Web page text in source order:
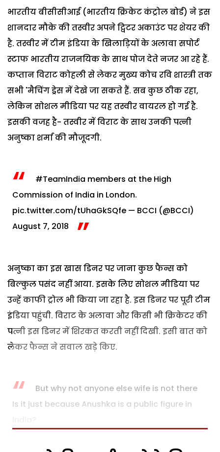
भारतीय बीसीसीआई (भारतीय क्रिकेट कंट्रोल बोर्ड) ने इस
शानदार मौके की तस्वीर अपने ट्विटर अकाउंट पर शेयर की
है. तस्वीर में टीम इंडिया के खिलाड़ियों के अलावा सपोर्ट
स्टाफ भारतीय राजनयिक के साथ पोज देते नजर आ रहे हैं.
कप्तान विराट कोहली से लेकर मुख्य कोच रवि शास्त्री तक
सभी 'मैचिंग ड्रेस में देखे जा सकते हैं. सब कुछ ठीक रहा,
लेकिन सोशल मीडिया पर यह तस्वीर वायरल हो गई है.
इसकी वजह है- तस्वीर में विराट के साथ उनकी पत्नी
अनुष्का शर्मा की मौजूदगी.
#TeamIndia members at the High
Commission of India in London.
pic.twitter.com/tUhaGkSQfe — BCCI (@BCCI)
August 7, 2018
अनुष्का का इस खास डिनर पर जाना कुछ फैन्स को
बिल्कुल पसंद नहीं आया. इसके लिए सोशल मीडिया पर
उन्हें काफी ट्रोल भी किया जा रहा है. इस डिनर पर पूरी टीम
इंडिया पहुंची. विराट के अलावा और किसी भी क्रिकेटर की
पत्नी इस डिनर में शिरकत करती नहीं दिखी. इसी बात को
लेकर फैन्स ने सवाल खड़े किए.
But why not anyone else wife is not there
Is it just because Anushka is a public figure in